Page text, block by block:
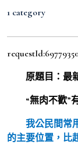
1 category
原題目：最
“無肉不歡”
我公民間常
的主要位置，比